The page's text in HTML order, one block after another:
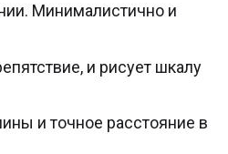
Минималистично и
и рисует шкалу
и точное расстояние в